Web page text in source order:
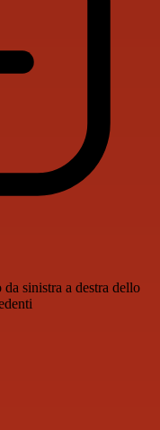
sinistra a destra dello